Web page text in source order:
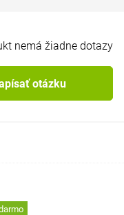
nemá žiadne dotazy
otázku